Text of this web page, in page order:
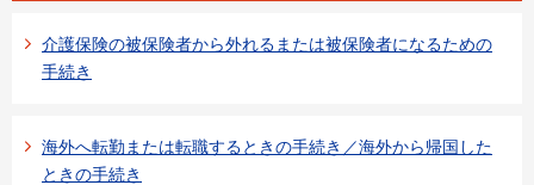
介護保険の被保険者から外れるまたは被保険者になるための
手続き
海外へ転勤または転職するときの手続き／海外から帰国した
ときの手続き